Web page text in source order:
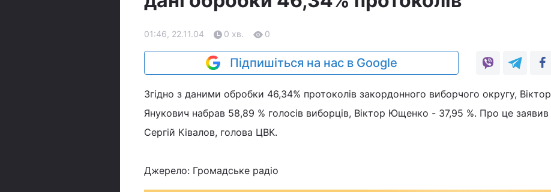
01:46, 22.11.04 0 хв. 0
Підпишіться на нас в Google
Згідно з даними обробки 46,34% протоколів закордонного виборчого округу, Віктор
Янукович набрав 58,89 % голосів виборців, Віктор Ющенко - 37,95 %. Про це заявив
Сергій Ківалов, голова ЦВК.
Джерело: Громадське радіо